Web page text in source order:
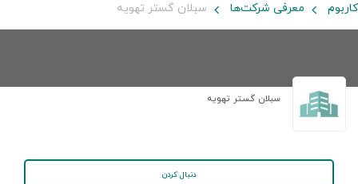
کاربوم معرفی شرکت‌ها سبلان گستر تهویه
سبلان گستر تهویه
دنبال کردن